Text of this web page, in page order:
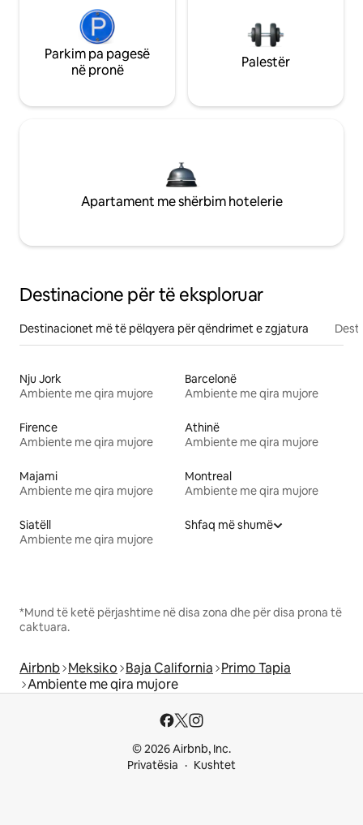
Parkim pa pagesë
në pronë
Palestër
Apartament me shërbim hotelerie
Destinacione për të eksploruar
Destinacionet më të pëlqyera për qëndrimet e zgjatura
Nju Jork
Ambiente me qira mujore
Barcelonë
Ambiente me qira mujore
Firence
Ambiente me qira mujore
Athinë
Ambiente me qira mujore
Majami
Ambiente me qira mujore
Montreal
Ambiente me qira mujore
Siatëll
Ambiente me qira mujore
Shfaq më shumë
*Mund të ketë përjashtime në disa zona dhe për disa prona të
caktuara.
Airbnb Meksiko Baja California Primo Tapia
Ambiente me qira mujore
© 2026 Airbnb, Inc.
Privatësia
Kushtet